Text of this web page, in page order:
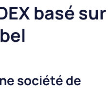
basé sur
société de